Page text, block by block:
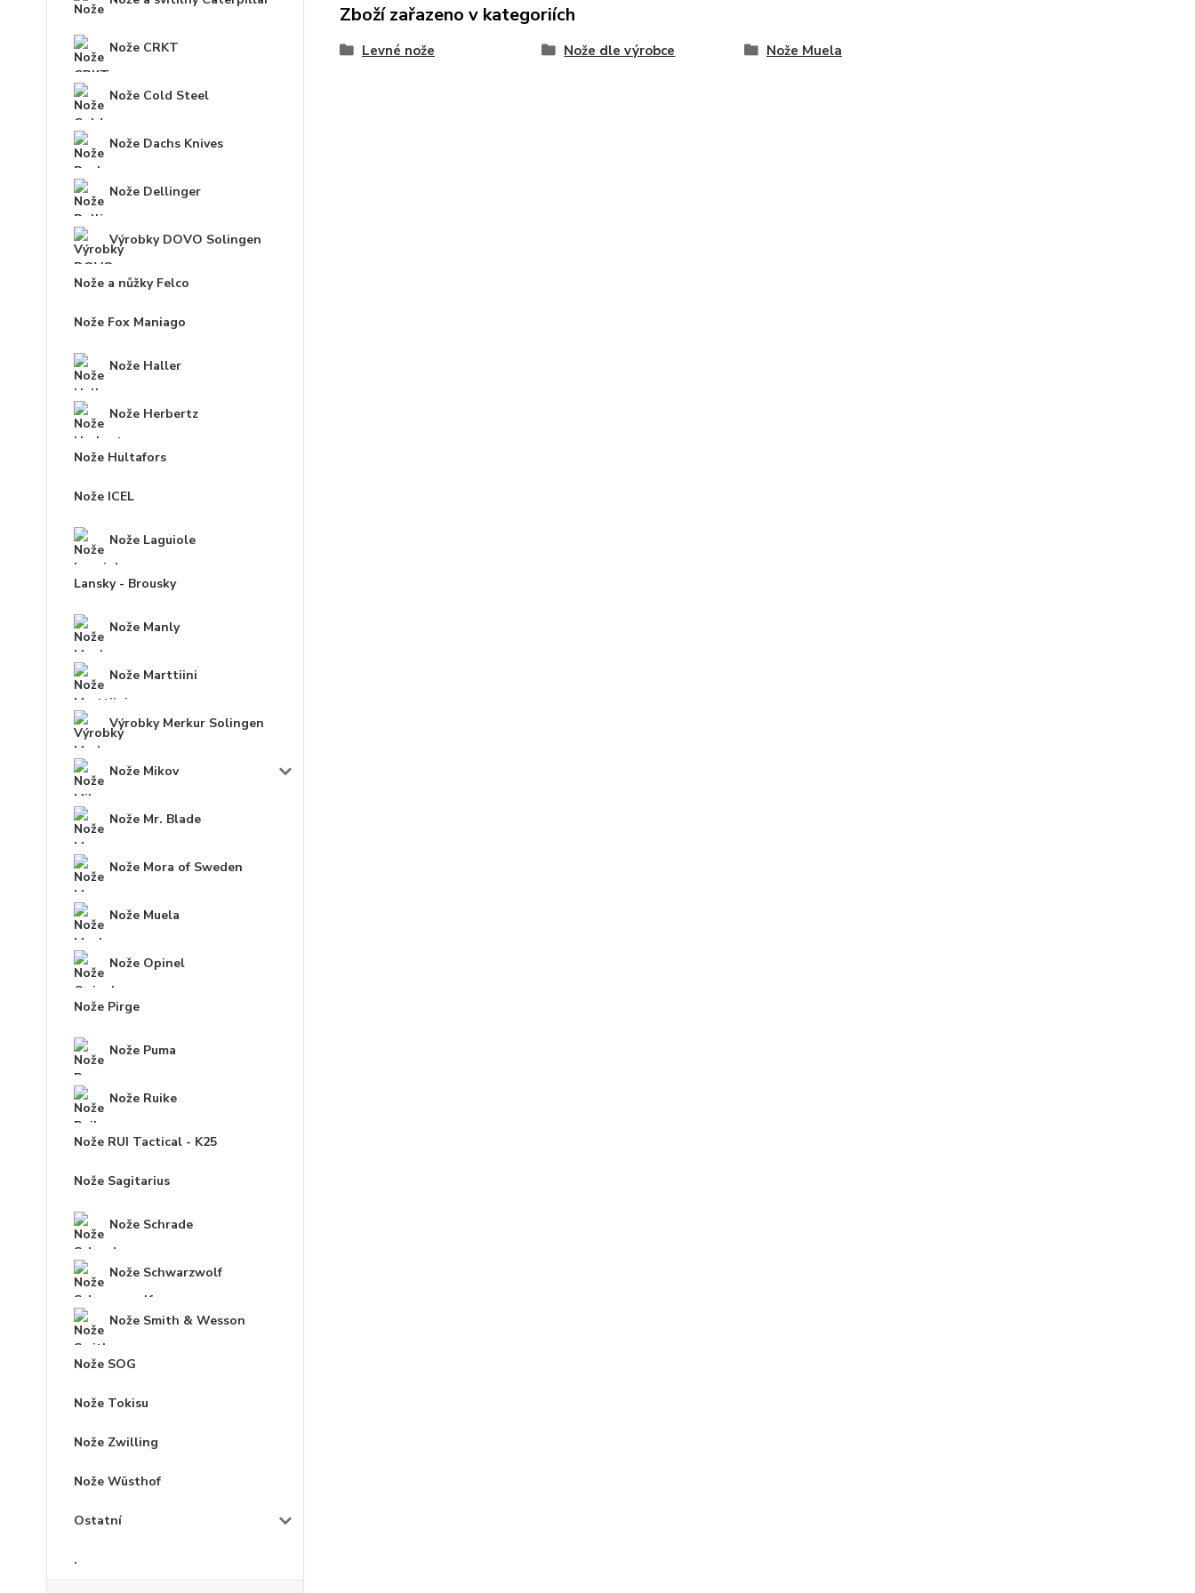
Nože CRKT
Nože Cold Steel
Nože Dachs Knives
Nože Dellinger
Výrobky DOVO Solingen
Nože a nůžky Felco
Nože Fox Maniago
Nože Haller
Nože Herbertz
Nože Hultafors
Nože ICEL
Nože Laguiole
Lansky - Brousky
Nože Manly
Nože Marttiini
Výrobky Merkur Solingen
Nože Mikov
Nože Mr. Blade
Nože Mora of Sweden
Nože Muela
Nože Opinel
Nože Pirge
Nože Puma
Nože Ruike
Nože RUI Tactical - K25
Nože Sagitarius
Nože Schrade
Nože Schwarzwolf
Nože Smith & Wesson
Nože SOG
Nože Tokisu
Nože Zwilling
Nože Wüsthof
Ostatní
.
Zboží zařazeno v kategoriích
Levné nože Nože dle výrobce Nože Muela